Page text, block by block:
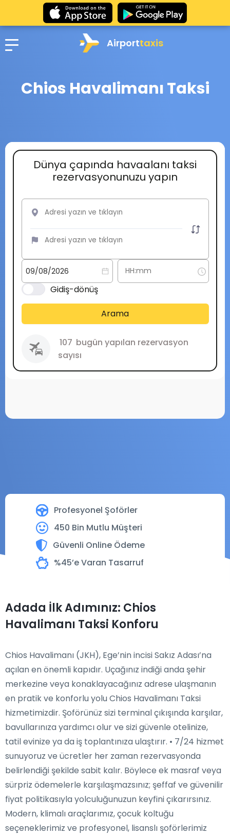
Airporttaxis
Chios Havalimanı Taksi
Profesyonel Şoförler
450 Bin Mutlu Müşteri
Güvenli Online Ödeme
%45’e Varan Tasarruf
Dünya çapında havaalanı taksi
rezervasyonunuzu yapın
Gidiş-dönüş
Arama
107 bugün yapılan rezervasyon
sayısı
Adada İlk Adımınız: Chios
Havalimanı Taksi Konforu
Chios Havalimanı (JKH), Ege’nin incisi Sakız Adası’na
açılan en önemli kapıdır. Uçağınız indiği anda şehir
merkezine veya konaklayacağınız adrese ulaşmanın
en pratik ve konforlu yolu Chios Havalimanı Taksi
hizmetimizdir. Şoförünüz sizi terminal çıkışında karşılar,
bavullarınıza yardımcı olur ve sizi güvenle otelinize,
tatil evinize ya da iş toplantınıza ulaştırır. • 7/24 hizmet
sunuyoruz ve ücretler her zaman rezervasyonda
belirlendiği şekilde sabit kalır. Böylece ek masraf veya
sürpriz ödemelerle karşılaşmazsınız; şeffaf ve güvenilir
fiyat politikasıyla yolculuğunuzun keyfini çıkarırsınız.
Modern, klimalı araçlarımız, çocuk koltuğu
seçeneklerimiz ve profesyonel, lisanslı şoförlerimiz